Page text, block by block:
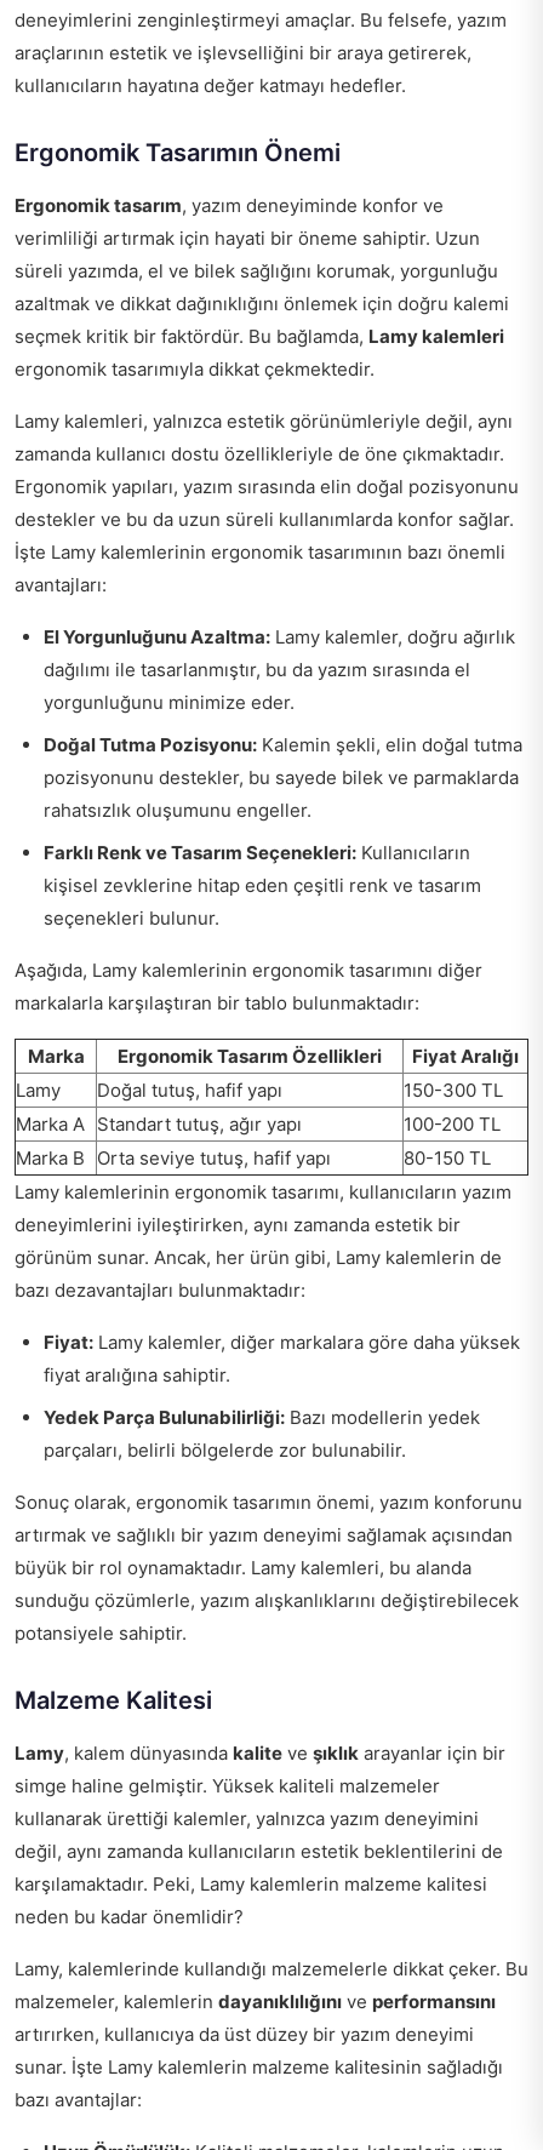
deneyimlerini zenginleştirmeyi amaçlar. Bu felsefe, yazım
araçlarının estetik ve işlevselliğini bir araya getirerek,
kullanıcıların hayatına değer katmayı hedefler.
Ergonomik Tasarımın Önemi
Ergonomik tasarım, yazım deneyiminde konfor ve
verimliliği artırmak için hayati bir öneme sahiptir. Uzun
süreli yazımda, el ve bilek sağlığını korumak, yorgunluğu
azaltmak ve dikkat dağınıklığını önlemek için doğru kalemi
seçmek kritik bir faktördür. Bu bağlamda, Lamy kalemleri
ergonomik tasarımıyla dikkat çekmektedir.
Lamy kalemleri, yalnızca estetik görünümleriyle değil, aynı
zamanda kullanıcı dostu özellikleriyle de öne çıkmaktadır.
Ergonomik yapıları, yazım sırasında elin doğal pozisyonunu
destekler ve bu da uzun süreli kullanımlarda konfor sağlar.
İşte Lamy kalemlerinin ergonomik tasarımının bazı önemli
avantajları:
El Yorgunluğunu Azaltma: Lamy kalemler, doğru ağırlık
dağılımı ile tasarlanmıştır, bu da yazım sırasında el
yorgunluğunu minimize eder.
Doğal Tutma Pozisyonu: Kalemin şekli, elin doğal tutma
pozisyonunu destekler, bu sayede bilek ve parmaklarda
rahatsızlık oluşumunu engeller.
Farklı Renk ve Tasarım Seçenekleri: Kullanıcıların
kişisel zevklerine hitap eden çeşitli renk ve tasarım
seçenekleri bulunur.
Aşağıda, Lamy kalemlerinin ergonomik tasarımını diğer
markalarla karşılaştıran bir tablo bulunmaktadır:
Marka Ergonomik Tasarım Özellikleri
Fiyat Aralığı
Lamy
Doğal tutuş, hafif yapı
150-300 TL
Marka A Standart tutuş, ağır yapı
100-200 TL
Marka B
Orta seviye tutuş, hafif yapı
80-150 TL
Lamy kalemlerinin ergonomik tasarımı, kullanıcıların yazım
deneyimlerini iyileştirirken, aynı zamanda estetik bir
görünüm sunar. Ancak, her ürün gibi, Lamy kalemlerin de
bazı dezavantajları bulunmaktadır:
Fiyat: Lamy kalemler, diğer markalara göre daha yüksek
fiyat aralığına sahiptir.
Yedek Parça Bulunabilirliği: Bazı modellerin yedek
parçaları, belirli bölgelerde zor bulunabilir.
Sonuç olarak, ergonomik tasarımın önemi, yazım konforunu
artırmak ve sağlıklı bir yazım deneyimi sağlamak açısından
büyük bir rol oynamaktadır. Lamy kalemleri, bu alanda
sunduğu çözümlerle, yazım alışkanlıklarını değiştirebilecek
potansiyele sahiptir.
Malzeme Kalitesi
Lamy, kalem dünyasında kalite ve şıklık arayanlar için bir
simge haline gelmiştir. Yüksek kaliteli malzemeler
kullanarak ürettiği kalemler, yalnızca yazım deneyimini
değil, aynı zamanda kullanıcıların estetik beklentilerini de
karşılamaktadır. Peki, Lamy kalemlerin malzeme kalitesi
neden bu kadar önemlidir?
Lamy, kalemlerinde kullandığı malzemelerle dikkat çeker. Bu
malzemeler, kalemlerin dayanıklılığını ve performansını
artırırken, kullanıcıya da üst düzey bir yazım deneyimi
sunar. İşte Lamy kalemlerin malzeme kalitesinin sağladığı
bazı avantajlar: